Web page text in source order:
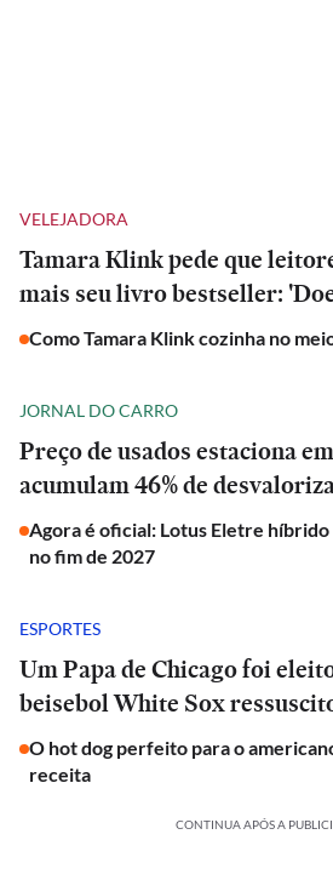
VELEJADORA
Tamara Klink pede que
mais seu livro bestseller:
Como Tamara Klink cozinha no
JORNAL DO CARRO
Preço de usados estaciona
acumulam 46% de
Agora é oficial: Lotus Eletre híbrido
no fim de 2027
ESPORTES
Um Papa de Chicago foi
beisebol White Sox
O hot dog perfeito para o
receita
CONTINUA APÓS A